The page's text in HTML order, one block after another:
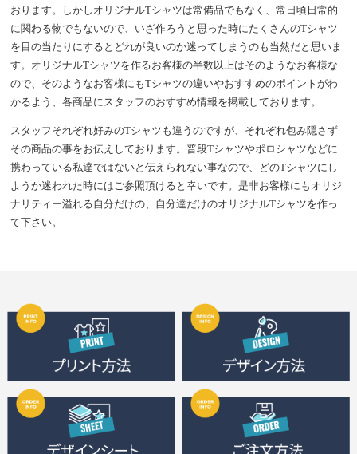
おります。しかしオリジナルTシャツは常備品でもなく、常日頃日常的
に関わる物でもないので、いざ作ろうと思った時にたくさんのTシャツ
を目の当たりにするとどれが良いのか迷ってしまうのも当然だと思いま
す。オリジナルTシャツを作るお客様の半数以上はそのようなお客様な
ので、そのようなお客様にもTシャツの違いやおすすめのポイントがわ
かるよう、各商品にスタッフのおすすめ情報を掲載しております。
スタッフそれぞれ好みのTシャツも違うのですが、それぞれ包み隠さず
その商品の事をお伝えしております。普段Tシャツやポロシャツなどに
携わっている私達ではないと伝えられない事なので、どのTシャツにし
ようか迷われた時にはご参照頂けると幸いです。是非お客様にもオリジ
ナリティー溢れる自分だけの、自分達だけのオリジナルTシャツを作っ
て下さい。